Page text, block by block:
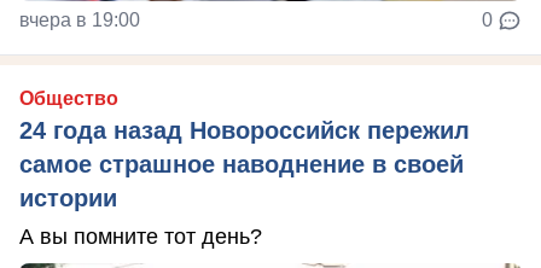
вчера в 19:00 0
Общество
24 года назад Новороссийск пережил
самое страшное наводнение в своей
истории
А вы помните тот день?